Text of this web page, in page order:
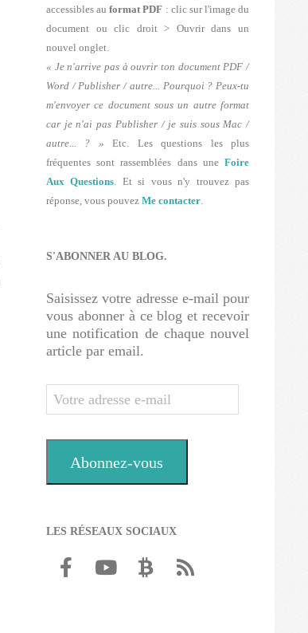
accessibles auformat PDF : clic sur l'image du
document ou clic droit > Ouvrir dans un
nouvel onglet.
« Je n'arrive pas à ouvrir ton document PDF /
Word / Publisher / autre... Pourquoi ? Peux-tu
m'envoyer ce document sous un autre format
car je n'ai pas Publisher / je suis sous Mac /
autre... ? » Etc. Les questions les plus
fréquentes sont rassemblées dans une Foire
Aux Questions. Et si vous n'y trouvez pas
réponse, vous pouvez Me contacter.
S'ABONNER AU BLOG.
Saisissez votre adresse e-mail pour
vous abonner à ce blog et recevoir
une notification de chaque nouvel
article par email.
Votre
adresse
Abonnez-vous
LES RÉSEAUX SOCIAUX